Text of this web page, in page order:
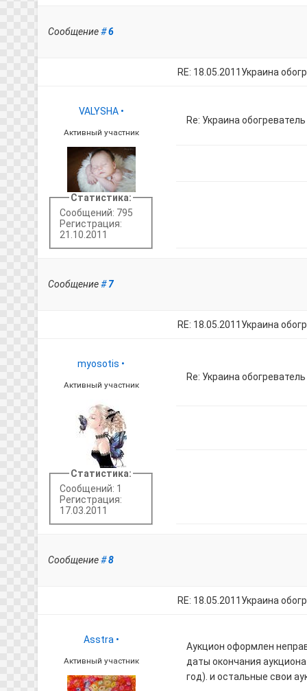
Сообщение#6
RE: 18.05.2011Украина
VALYSHA •
Активный участник
Статистика:
Сообщений: 795
Регистрация:
21.10.2011
Re: Украина
Сообщение#7
RE: 18.05.2011Украина
myosotis •
Активный участник
Статистика:
Сообщений: 1
Регистрация:
17.03.2011
Re: Украина
Сообщение#8
RE: 18.05.2011Украина
Asstra •
Активный участник
Аукцион оформлен
даты окончания
год). и остальные свои